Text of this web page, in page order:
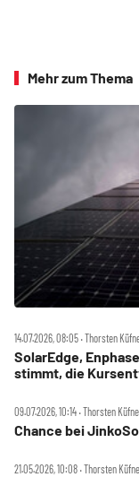
Mehr zum Thema
14.07.2026, 08:05 ‧ Thorsten
SolarEdge,
stimmt, die
09.07.2026, 10:14 ‧ Thorsten
Chance bei
21.05.2026, 10:08 ‧ Thorsten